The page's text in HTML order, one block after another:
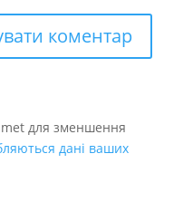
для зменшення
дані ваших